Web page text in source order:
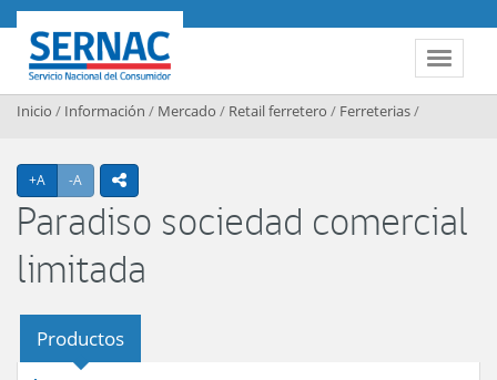
Contenido principal
Toggle
SERNAC
Inicio / Información / Mercado / Retail ferretero / Ferreterias/
+A Agrandar texto
-A Achicar textoicono compartir
Paradiso sociedad comercial
limitada
Productos